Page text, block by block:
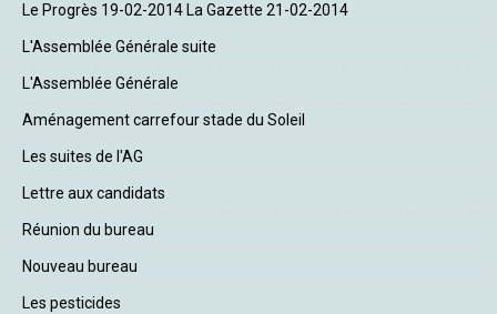
Le Progrès 19-02-2014 La Gazette 21-02-2014
L'Assemblée Générale suite
L'Assemblée Générale
Aménagement carrefour stade du Soleil
Les suites de l'AG
Lettre aux candidats
Réunion du bureau
Nouveau bureau
Les pesticides